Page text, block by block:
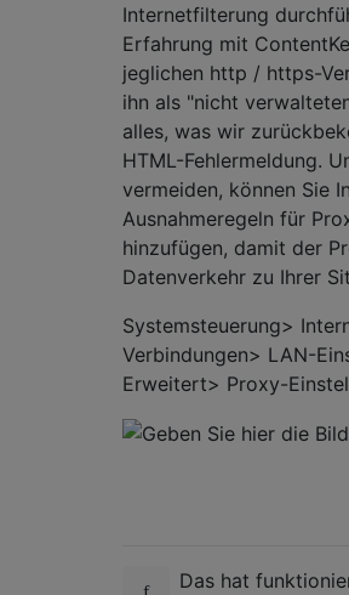
Internetfilterung
Erfahrung mit
jeglichen http / https-
ihn als "nicht
alles, was wir
HTML-Fehlermeldung.
vermeiden, können Sie
Ausnahmeregeln für
hinzufügen, damit der
Datenverkehr zu Ihrer
Systemsteuerung>
Verbindungen> LAN-
Erweitert> Proxy-
Das hat